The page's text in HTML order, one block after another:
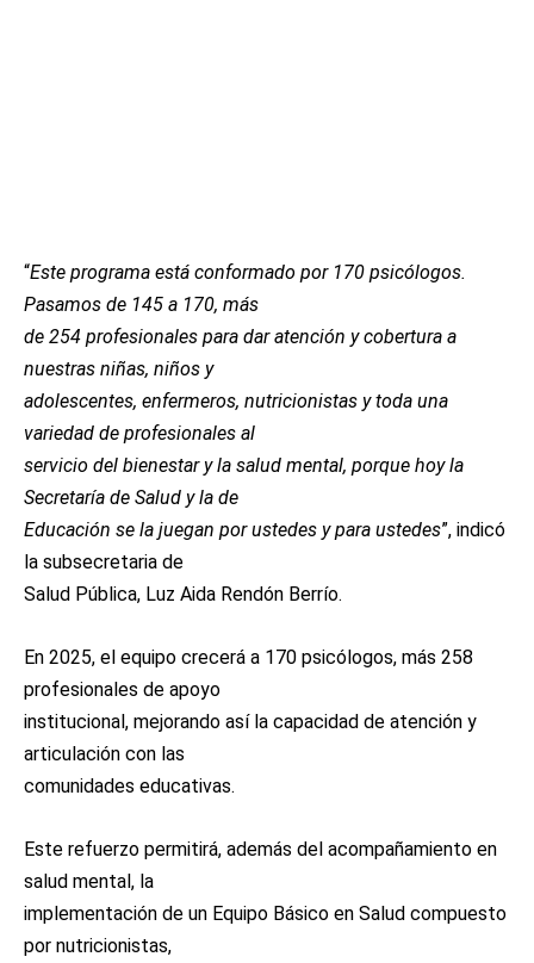
“Este programa está conformado por 170 psicólogos.
Pasamos de 145 a 170, más
de 254 profesionales para dar atención y cobertura a
nuestras niñas, niños y
adolescentes, enfermeros, nutricionistas y toda una
variedad de profesionales al
servicio del bienestar y la salud mental, porque hoy la
Secretaría de Salud y la de
Educación se la juegan por ustedes y para ustedes”, indicó
la subsecretaria de
Salud Pública, Luz Aida Rendón Berrío.
En 2025, el equipo crecerá a 170 psicólogos, más 258
profesionales de apoyo
institucional, mejorando así la capacidad de atención y
articulación con las
comunidades educativas.
Este refuerzo permitirá, además del acompañamiento en
salud mental, la
implementación de un Equipo Básico en Salud compuesto
por nutricionistas,